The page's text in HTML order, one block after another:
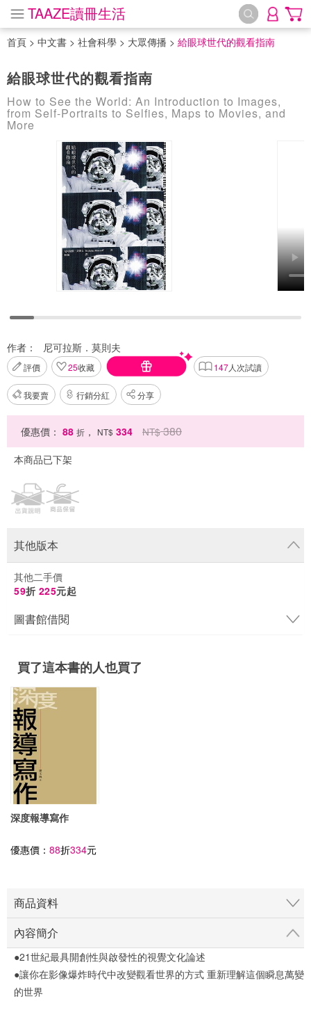
TAAZE讀冊生活
首頁 > 中文書 > 社會科學 > 大眾傳播 > 給眼球世代的觀看指南
給眼球世代的觀看指南
How to See the World: An Introduction to Images,
from Self-Portraits to Selfies, Maps to Movies, and
More
作者： 尼可拉斯．莫則夫
評價 25收藏 147人次試讀
我要賣 行銷分紅 分享
優惠價： 88 折 ， NT$ 334 NT$ 380
本商品已下架
其他版本
其他二手價
59折 225元起
圖書館借閱
買了這本書的人也買了
深度報導寫作
優惠價： 88折334元
商品資料
內容簡介
●21世紀最具開創性與啟發性的視覺文化論述
●讓你在影像爆炸時代中改變觀看世界的方式 重新理解這個瞬息萬變
的世界